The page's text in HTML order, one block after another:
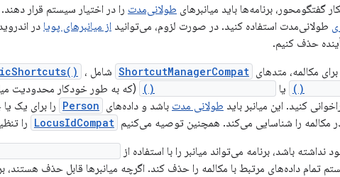
گفتگومحور، برنامه‌ها باید میانبرهای طولانی‌مدت را در اختیار سیستم قرار
طولانی‌مدت استفاده کنید. در صورت لزوم، می‌توانید از میانبرهای پویا
حذف کنیم.
برای مکالمه، متدهای ShortcutManagerCompat شامل ،
یا
(که به طور خودکار محدودیت
کنید. این میانبر باید طولانی مدت باشد و داده‌های Person را برای یک
مکالمه را شناسایی می‌کند. همچنین توصیه می‌کنیم LocusIdCompat را
نداشته باشد، برنامه می‌تواند میانبر را با استفاده از
تمام داده‌های مرتبط با مکالمه را حذف کند. اگرچه میانبرها قابل حذف هستند،